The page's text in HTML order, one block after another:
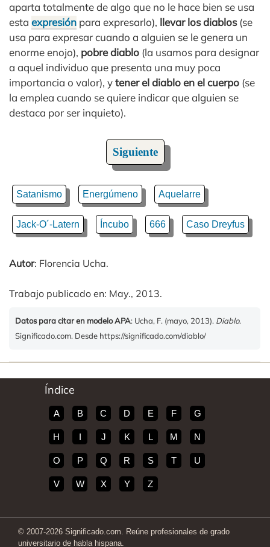
aparta totalmente de algo que no le hace bien se usa
esta expresión para expresarlo), llevar los diablos(se
usa para expresar cuando a alguien se le genera un
enorme enojo), pobre diablo (la usamos para designar
a aquel individuo que presenta una muy poca
importancia o valor), ytener el diablo en el cuerpo (se
la emplea cuando se quiere indicar que alguien se
destaca por ser inquieto).
Siguiente
Satanismo Energúmeno Aquelarre
Jack-O´-Latern Íncubo 666 Caso Dreyfus
Autor: Florencia Ucha.
Trabajo publicado en: May., 2013.
Datos para citar en modelo APA: Ucha, F. (mayo, 2013). Diablo.
Significado.com. Desde https://significado.com/diablo/
Índice
A B C D E F G
H I J K L M N
O P Q R S T U
V W X Y Z
© 2007-2026 Significado.com. Reúne profesionales de grado
universitario de habla hispana.